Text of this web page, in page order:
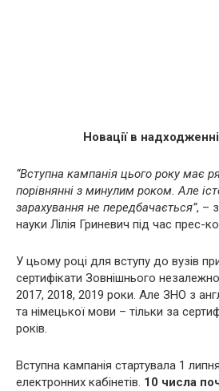
Новації в
“Вступна кампанія цього року має
порівнянні з минулим роком. Але
зарахування не передбачається”, –
науки Лілія Гриневич під час прес-
У цьому році для вступу до вузів
сертифікати Зовнішнього
2017, 2018, 2019 роки. Але ЗНО з
та німецької мови – тільки за
років.
Вступна кампанія стартувала 1
електронних кабінетів. 10 числа